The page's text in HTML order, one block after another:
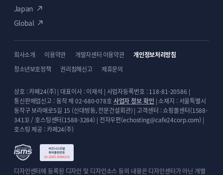
Japan
Global
회사소개 이용약관 개발자센터 이용약관
개인정보처리방침
청소년보호정책
권리침해신고 제휴문의
상호 : 카페24(주) | 대표이사 : 이재석 | 사업자등록번호 : 118-81-20586 |
통신판매업신고 : 동작 제 02-680-078호사업자 정보 확인 | 소재지 : 서울특별시
동작구 보라매로5길 15 (신대방동, 전문건설회관) | 고객센터 : 쇼핑몰센터(1588-
3413) / 호스팅센터(1588-3284) | 전자우편(echosting@cafe24corp.com) |
호스팅 제공 : 카페24(주)
디자인센터에 등록된 디자인 및 디자인소스 등의 내용은 디자인센터가 아닌 개별